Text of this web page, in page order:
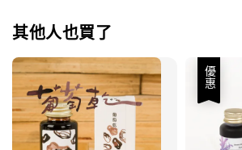
其他人也買了
優惠